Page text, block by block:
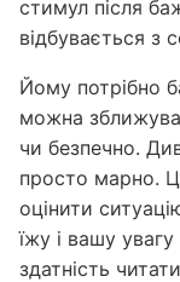
стимул після
відбувається з
Йому потрібно
можна
чи безпечно.
просто марно.
оцінити
їжу і вашу
здатність